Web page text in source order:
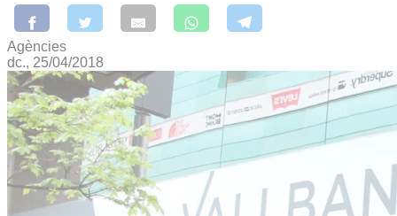
Agències
dc., 25/04/2018